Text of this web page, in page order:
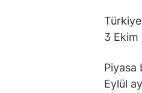
3 Ekim
Piyasa
Eylül